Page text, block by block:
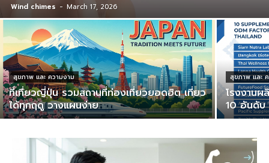
Wind chimes - March 17, 2026
สุขภาพ และ ความงาม
ที่เที่ยวญี่ปุ่น รวมสถานที่ท่องเที่ยวยอดฮิต เที่ยว
ได้ทุกฤดู วางแผนง่าย
สุขภาพ และ
โรงงานผ
10 อันดั